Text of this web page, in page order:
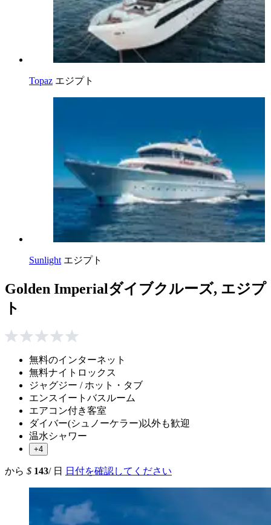
Topaz エジプト
Sunlight エジプト
Golden Imperialダイブクルーズ, エジプ
ト
無料のインターネット
無料ナイトロックス
ジャグジー / ホット・タブ
エンスイートバスルーム
エアコン付き客室
ダイバー(シュノーケラー)以外も歓迎
温水シャワー
+4
から $ 143/ 日 日付を確認してください